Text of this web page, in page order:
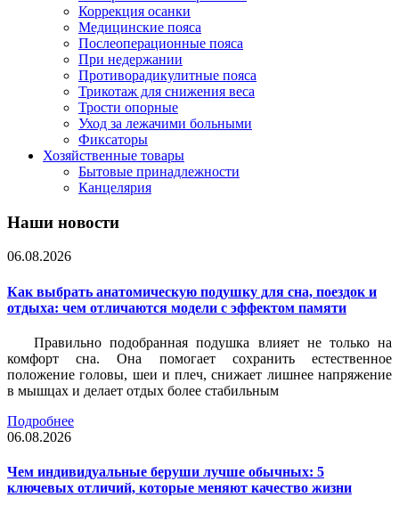
Коррекция осанки
Медицинские пояса
Послеоперационные пояса
При недержании
Противорадикулитные пояса
Трикотаж для снижения веса
Трости опорные
Уход за лежачими больными
Фиксаторы
Хозяйственные товары
Бытовые принадлежности
Канцелярия
Наши новости
06.08.2026
Как выбрать анатомическую подушку для сна, поездок и
отдыха: чем отличаются модели с эффектом памяти
Правильно подобранная подушка влияет не только на
комфорт сна. Она помогает сохранить естественное
положение головы, шеи и плеч, снижает лишнее напряжение
в мышцах и делает отдых более стабильным
Подробнее
06.08.2026
Чем индивидуальные беруши лучше обычных: 5
ключевых отличий, которые меняют качество жизни